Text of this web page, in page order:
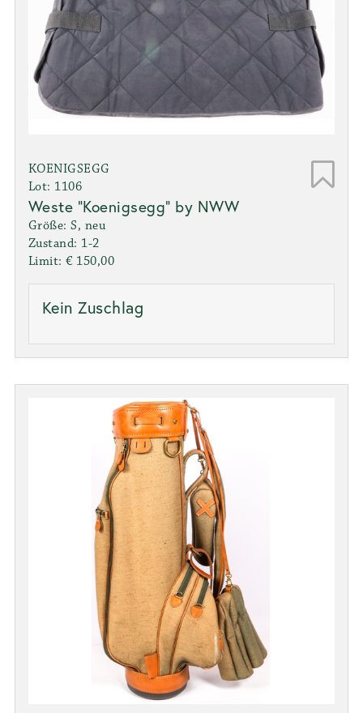
KOENIGSEGG
Lot: 1106
Weste "Koenigsegg" by NWW
Größe: S, neu
Zustand: 1-2
Limit: € 150,00
Kein Zuschlag